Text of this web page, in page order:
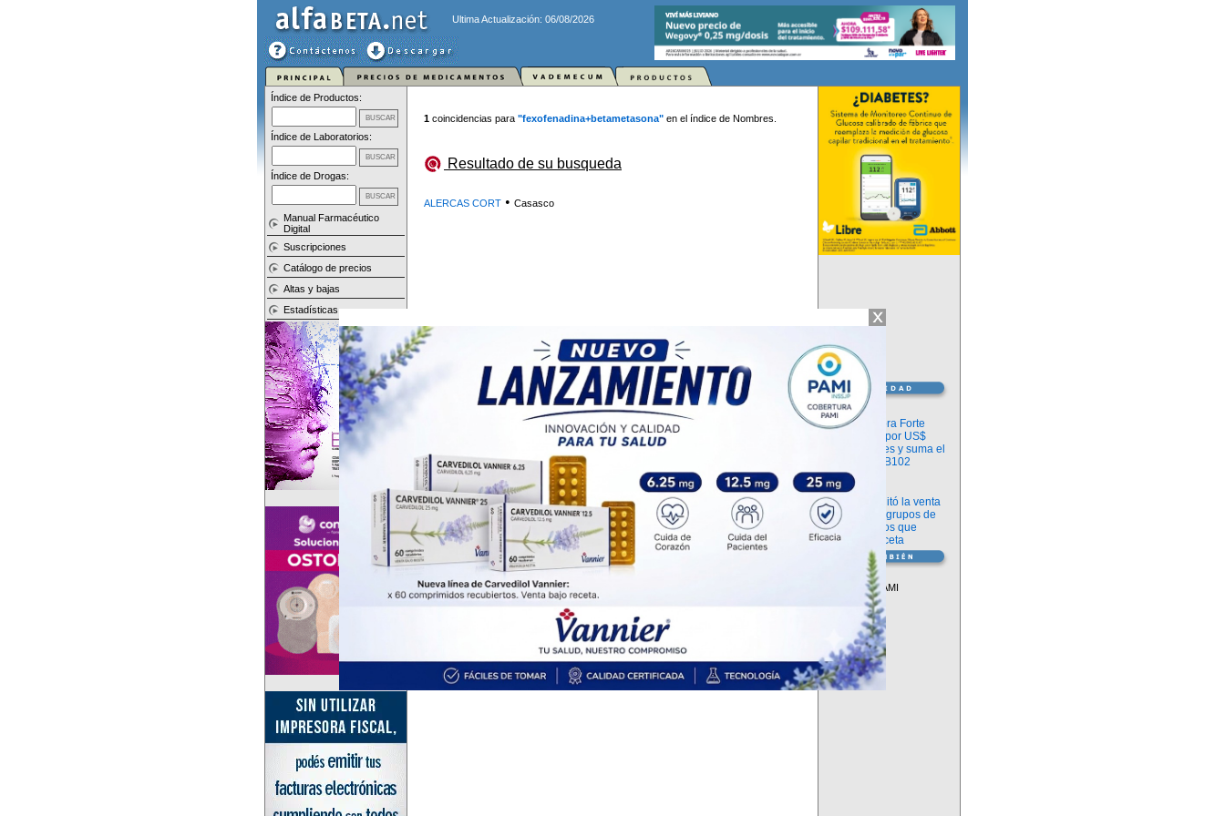
Ultima Actualización: 06/08/2026
Índice de Productos:
Índice de Laboratorios:
Índice de Drogas:
Manual Farmacéutico
Digital
Suscripciones
Catálogo de precios
Altas y bajas
Estadísticas
1 coincidencias para "fexofenadina+betametasona" en el índice de Nombres.
Resultado de su busqueda
ALERCAS CORT • Casasco
Información
argenx compra Forte
Biosciences por US$
2.200 millones y suma el
anticuerpo FB102
Información
ANMAT habilitó la venta
libre de diez grupos de
medicamentos que
requerían receta
Vademécum
Descuentos PAMI